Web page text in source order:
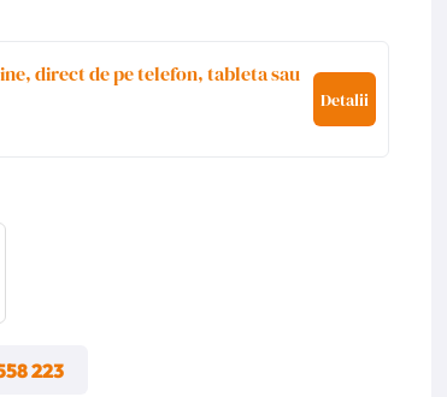
direct de pe telefon, tableta sau
Detalii
223